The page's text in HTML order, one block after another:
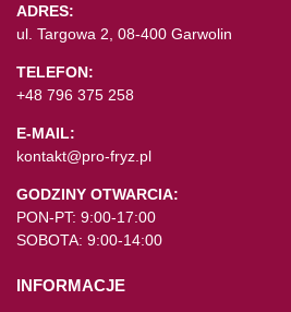
ADRES:
ul. Targowa 2, 08-400 Garwolin
TELEFON:
+48 796 375 258
E-MAIL:
kontakt@pro-fryz.pl
GODZINY OTWARCIA:
PON-PT: 9:00-17:00
SOBOTA: 9:00-14:00
INFORMACJE